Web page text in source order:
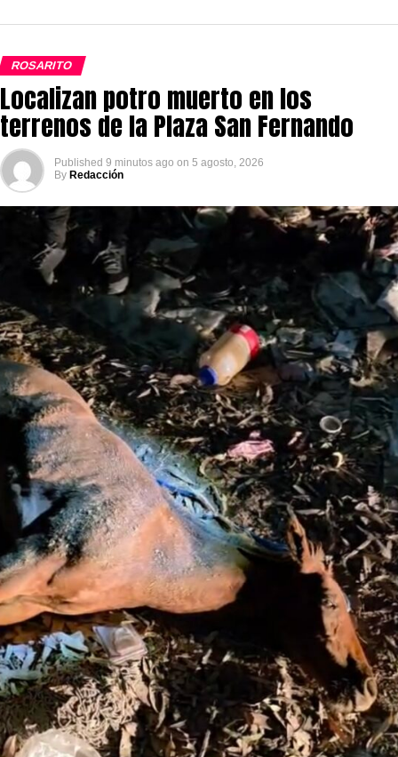
ROSARITO
Localizan potro muerto en los
terrenos de la Plaza San Fernando
Published 9 minutos ago on 5 agosto, 2026
By Redacción